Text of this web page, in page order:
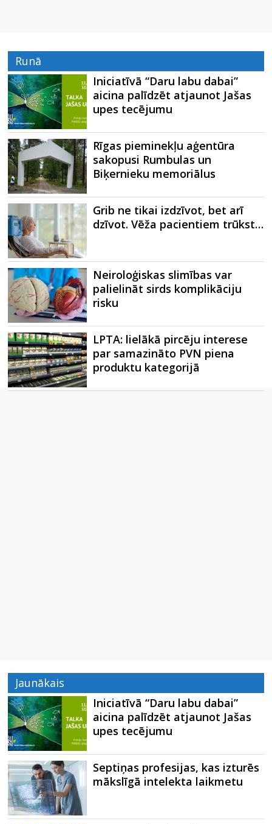
Runā
Iniciatīvā “Daru labu dabai”
aicina palīdzēt atjaunot Jašas
upes tecējumu
Rīgas pieminekļu aģentūra
sakopusi Rumbulas un
Biķernieku memoriālus
Grib ne tikai izdzīvot, bet arī
dzīvot. Vēža pacientiem trūkst…
Neiroloģiskas slimības var
palielināt sirds komplikāciju
risku
LPTA: lielākā pircēju interese
par samazināto PVN piena
produktu kategorijā
Jaunākais
Iniciatīvā “Daru labu dabai”
aicina palīdzēt atjaunot Jašas
upes tecējumu
Septiņas profesijas, kas izturēs
mākslīgā intelekta laikmetu